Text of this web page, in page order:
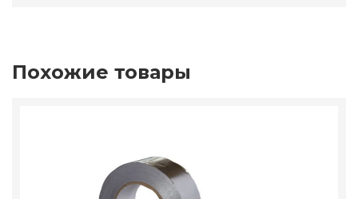
Похожие товары